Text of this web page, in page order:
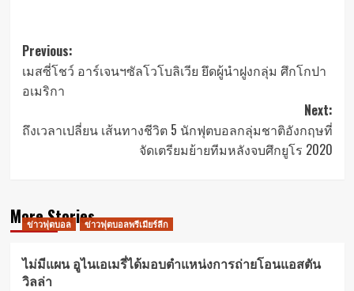
Post
navigation
Previous:
เมสซี่โชว์ อาร์เจนฯซัลโวโบลิเวีย ยึดผู้นำฝูงกลุ่ม ศึกโกปา
อเมริกา
Next:
ถึงเวลาเปลี่ยน เส้นทางชีวิต 5 นักฟุตบอลกลุ่มชาติอังกฤษที่
จัดเตรียมย้ายทีมหลังจบศึกยูโร 2020
More Stories
ข่าวฟุตบอล ข่าวฟุตบอลพรีเมียร์ลีก
ไม่มีแผน อูไนเอเมรี่ได้มอบตำแหน่งการถ่ายโอนแอสตัน
วิลล่า